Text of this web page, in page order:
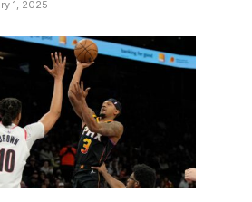
1, 2025